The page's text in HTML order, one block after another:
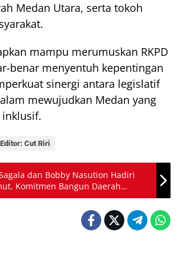
Medan Utara, serta tokoh
mampu merumuskan RKPD
benar menyentuh kepentingan
sinergi antara legislatif
mewujudkan Medan yang
Editor: Cut Riri
dan Bobby Nasution Hadiri
Komitmen Bangun Daerah